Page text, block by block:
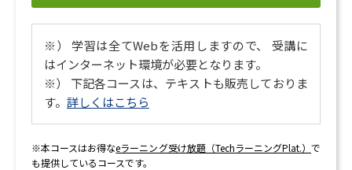
※） 学習は全てWebを活用しますので、 受講に
はインターネット環境が必要となります。
※） 下記各コースは、テキストも販売しておりま
す。 詳しくはこちら
※本コースはお得なeラーニング受け放題（TechラーニングPlat.）で
も提供しているコースです。